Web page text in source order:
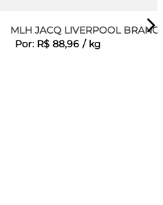
MLH JACQ LIVERPOOL
Por: R$ 88,96 / kg